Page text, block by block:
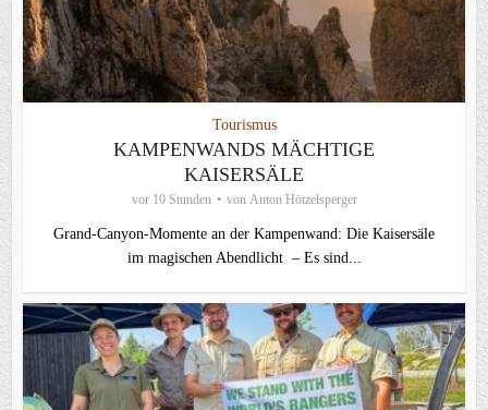
Tourismus
KAMPENWANDS MÄCHTIGE
KAISERSÄLE
vor 10 Stunden von Anton Hötzelsperger
Grand-Canyon-Momente an der Kampenwand: Die Kaisersäle
im magischen Abendlicht – Es sind...